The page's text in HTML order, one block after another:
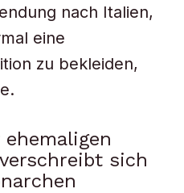
nach Italien,
eine
zu bekleiden,
sich